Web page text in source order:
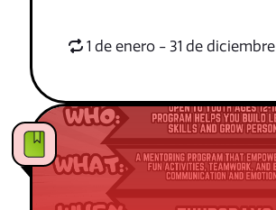
1 de enero - 31 de diciembre